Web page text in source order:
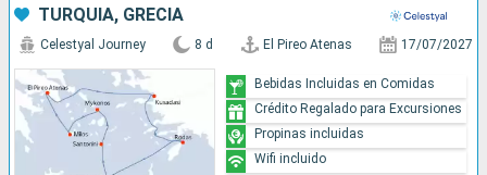
TURQUÍA, GRECIA
Celestyal Journey 8 d El Pireo Atenas 17/07/2027
Bebidas Incluidas en Comidas
Crédito Regalado para Excursiones
Propinas incluidas
Wifi incluido